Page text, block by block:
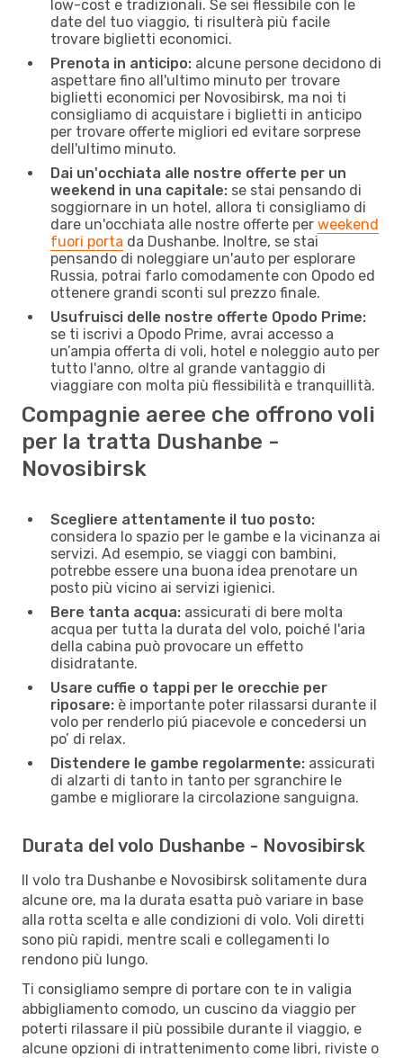
low-cost e tradizionali. Se sei flessibile con le
date del tuo viaggio, ti risulterà più facile
trovare biglietti economici.
Prenota in anticipo: alcune persone decidono di
aspettare fino all'ultimo minuto per trovare
biglietti economici per Novosibirsk, ma noi ti
consigliamo di acquistare i biglietti in anticipo
per trovare offerte migliori ed evitare sorprese
dell'ultimo minuto.
Dai un'occhiata alle nostre offerte per un
weekend in una capitale: se stai pensando di
soggiornare in un hotel, allora ti consigliamo di
dare un'occhiata alle nostre offerte per weekend
fuori porta da Dushanbe. Inoltre, se stai
pensando di noleggiare un'auto per esplorare
Russia, potrai farlo comodamente con Opodo ed
ottenere grandi sconti sul prezzo finale.
Usufruisci delle nostre offerte Opodo Prime:
se ti iscrivi a Opodo Prime, avrai accesso a
un’ampia offerta di voli, hotel e noleggio auto per
tutto l'anno, oltre al grande vantaggio di
viaggiare con molta più flessibilità e tranquillità.
Compagnie aeree che offrono voli
per la tratta Dushanbe -
Novosibirsk
Scegliere attentamente il tuo posto:
considera lo spazio per le gambe e la vicinanza ai
servizi. Ad esempio, se viaggi con bambini,
potrebbe essere una buona idea prenotare un
posto più vicino ai servizi igienici.
Bere tanta acqua: assicurati di bere molta
acqua per tutta la durata del volo, poiché l'aria
della cabina può provocare un effetto
disidratante.
Usare cuffie o tappi per le orecchie per
riposare: è importante poter rilassarsi durante il
volo per renderlo piú piacevole e concedersi un
po’ di relax.
Distendere le gambe regolarmente: assicurati
di alzarti di tanto in tanto per sgranchire le
gambe e migliorare la circolazione sanguigna.
Durata del volo Dushanbe - Novosibirsk
Il volo tra Dushanbe e Novosibirsk solitamente dura
alcune ore, ma la durata esatta può variare in base
alla rotta scelta e alle condizioni di volo. Voli diretti
sono più rapidi, mentre scali e collegamenti lo
rendono più lungo.
Ti consigliamo sempre di portare con te in valigia
abbigliamento comodo, un cuscino da viaggio per
poterti rilassare il più possibile durante il viaggio, e
alcune opzioni di intrattenimento come libri, riviste o